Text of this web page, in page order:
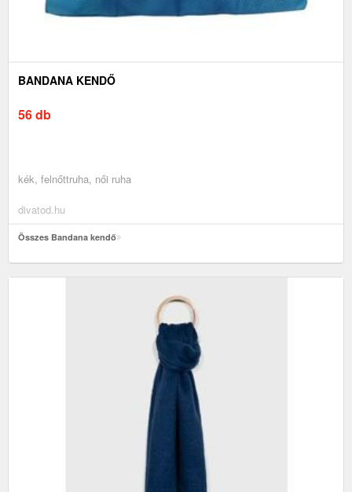
BANDANA KENDŐ
56 db
kék, felnőttruha, női ruha
divatod.hu
Összes Bandana kendő